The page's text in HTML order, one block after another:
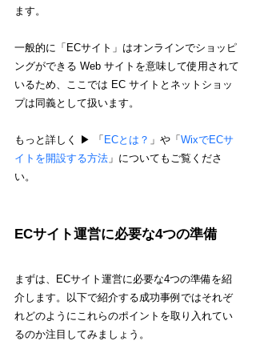
ます。
一般的に「ECサイト」はオンラインでショッピ
ングができる Web サイトを意味して使用されて
いるため、ここでは EC サイトとネットショッ
プは同義として扱います。
もっと詳しく ▶︎ 「 ECとは ？ 」や「 WixでECサ
イトを開設する方法 」についてもご覧くださ
い。
ECサイト運営に必要な4つの準備
まずは、ECサイト運営に必要な4つの準備を紹
介します。以下で紹介する成功事例ではそれぞ
れどのようにこれらのポイントを取り入れてい
るのか注目してみましょう。